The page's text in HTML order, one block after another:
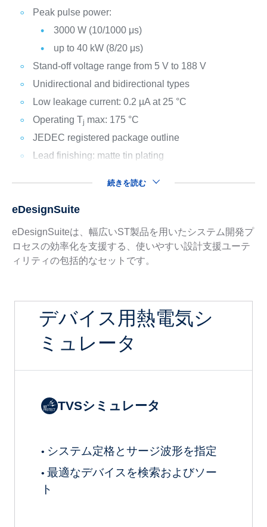
Peak pulse power:
3000 W (10/1000 μs)
up to 40 kW (8/20 μs)
Stand-off voltage range from 5 V to 188 V
Unidirectional and bidirectional types
Low leakage current: 0.2 µA at 25 °C
Operating Tj max: 175 °C
JEDEC registered package outline
Lead finishing: matte tin plating
続きを読む
eDesignSuite
eDesignSuiteは、幅広いST製品を用いたシステム開発プ
ロセスの効率化を支援する、使いやすい設計支援ユーテ
ィリティの包括的なセットです。
デバイス用熱電気シ
ミュレータ
TVSシミュレータ
• システム定格とサージ波形を指定
• 最適なデバイスを検索およびソー
ト